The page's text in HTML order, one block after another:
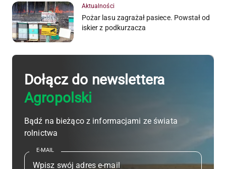
Aktualności
Pożar lasu zagrażał pasiece. Powstał od
iskier z podkurzacza
Dołącz do newslettera
Agropolski
Bądź na bieżąco z informacjami ze świata
rolnictwa
E-MAIL